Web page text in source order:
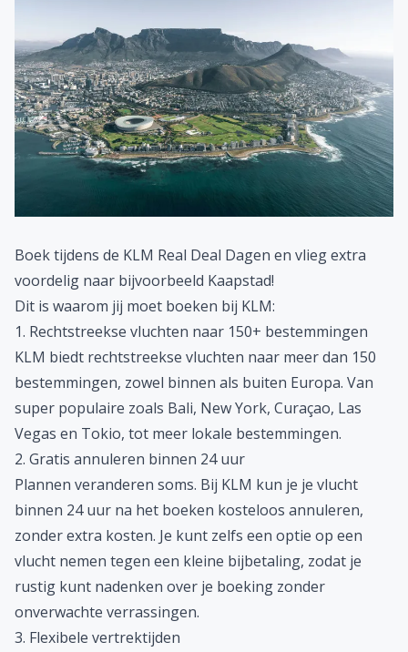
Boek tijdens de KLM Real Deal Dagen en vlieg extra
voordelig naar bijvoorbeeld Kaapstad!
Dit is waarom jij moet boeken bij KLM:
1. Rechtstreekse vluchten naar 150+ bestemmingen
KLM biedt rechtstreekse vluchten naar meer dan 150
bestemmingen, zowel binnen als buiten Europa. Van
super populaire zoals Bali, New York, Curaçao, Las
Vegas en Tokio, tot meer lokale bestemmingen.
2. Gratis annuleren binnen 24 uur
Plannen veranderen soms. Bij KLM kun je je vlucht
binnen 24 uur na het boeken kosteloos annuleren,
zonder extra kosten. Je kunt zelfs een optie op een
vlucht nemen tegen een kleine bijbetaling, zodat je
rustig kunt nadenken over je boeking zonder
onverwachte verrassingen.
3. Flexibele vertrektijden